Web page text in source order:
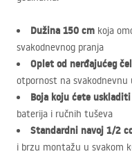
Dužina 150 cm koja
svakodnevnog pranja
Oplet od nerđajućeg
otpornost na svakodnevnu
Boja koju ćete
baterija i ručnih tuševa
Standardni navoj 1/2
i brzu montažu u svakom